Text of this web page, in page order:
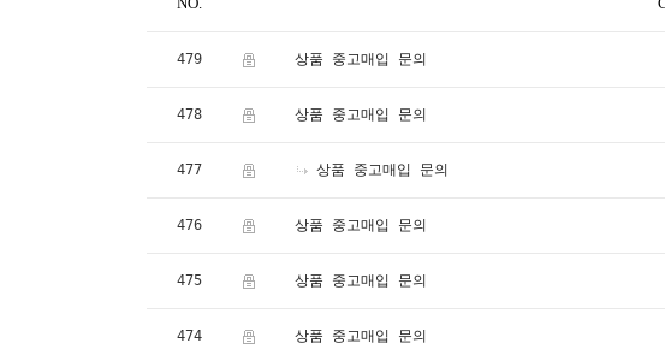
479 상품 중고매입 문의
478 상품 중고매입 문의
477 상품 중고매입 문의
476 상품 중고매입 문의
475 상품 중고매입 문의
474 상품 중고매입 문의